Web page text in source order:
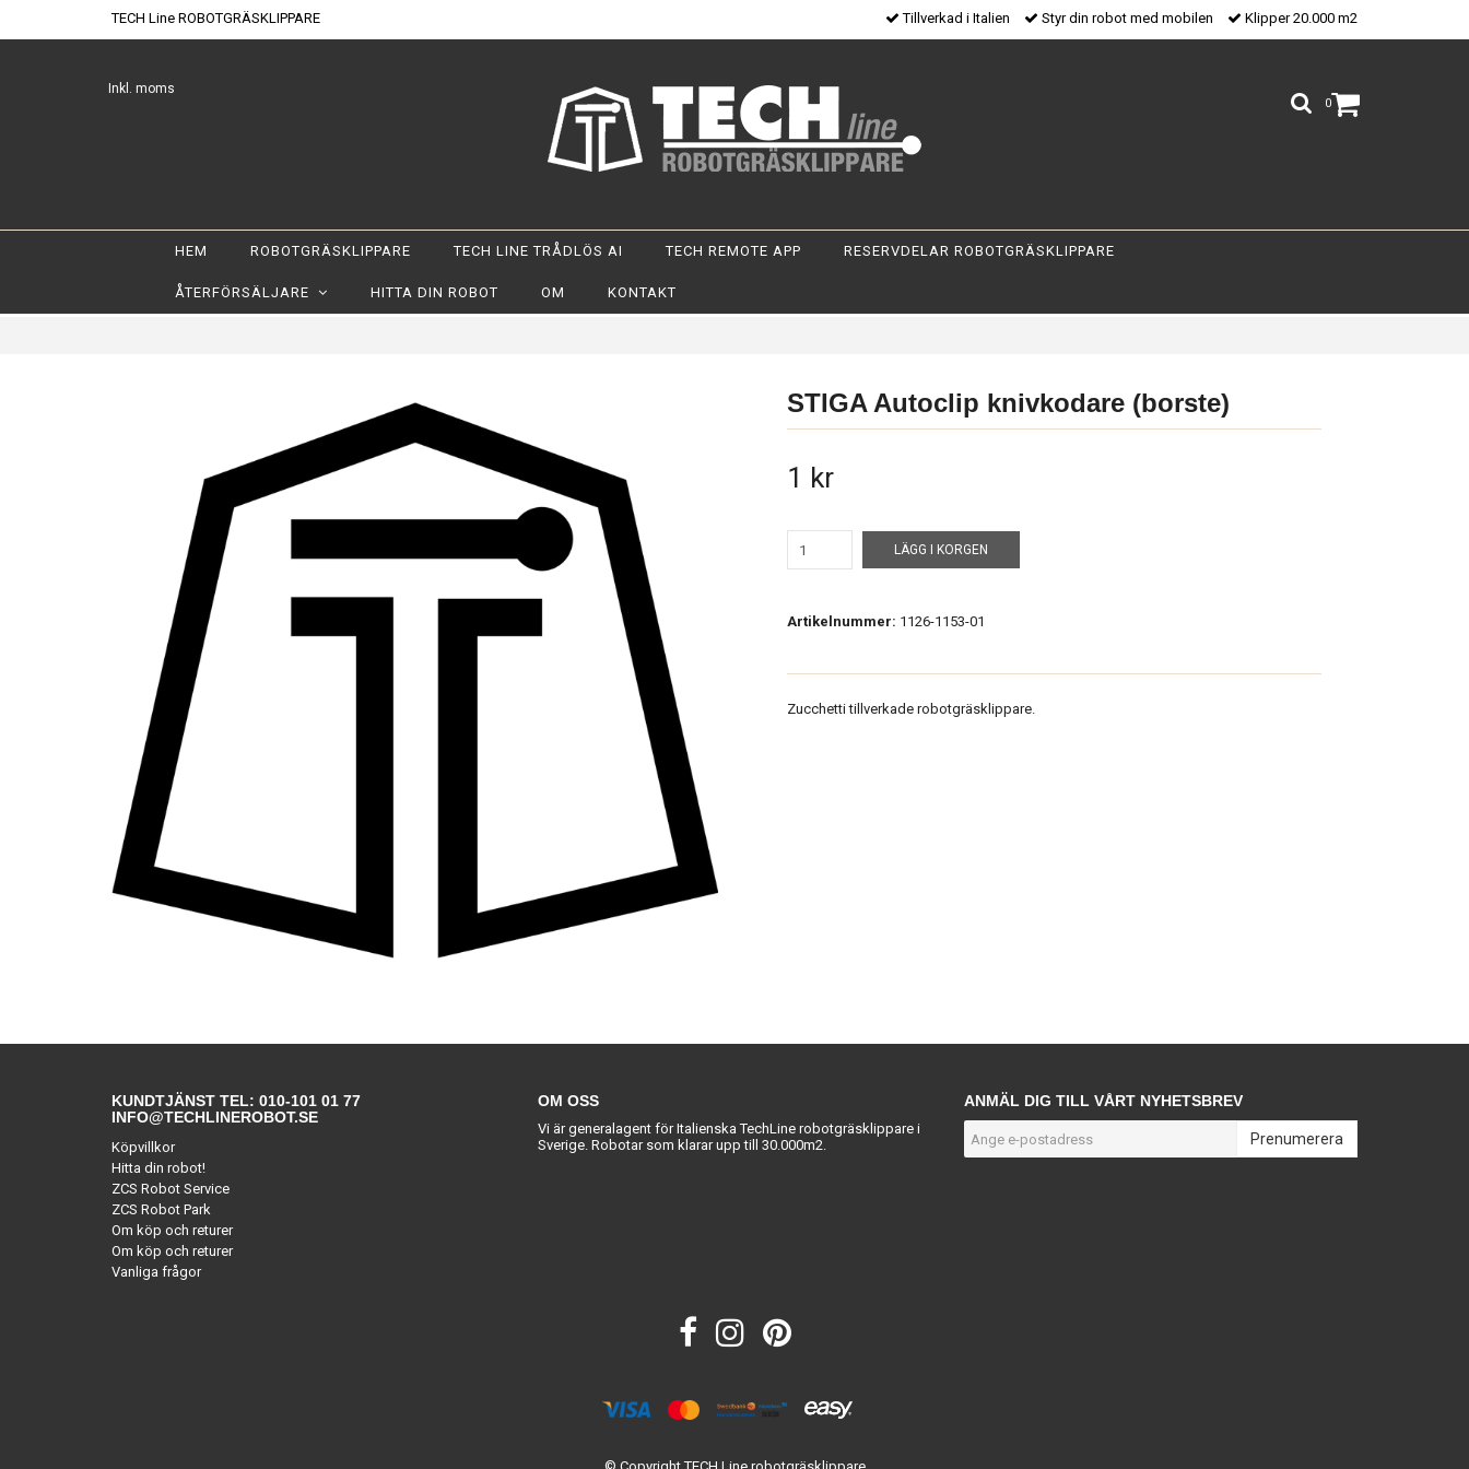
TECH Line ROBOTGRÄSKLIPPARE Tillverkad i Italien Styr din robot med mobilen Klipper 20.000 m2
0
Inkl. moms
HEM ROBOTGRÄSKLIPPARE TECH LINE TRÅDLÖS AI TECH REMOTE APP RESERVDELAR ROBOTGRÄSKLIPPARE
ÅTERFÖRSÄLJARE HITTA DIN ROBOT OM KONTAKT
STIGA Autoclip knivkodare (borste)
1 kr
LÄGG I KORGEN
Artikelnummer: 1126-1153-01
Zucchetti tillverkade robotgräsklippare.
KUNDTJÄNST TEL: 010-101 01 77
INFO@TECHLINEROBOT.SE
Köpvillkor
Hitta din robot!
ZCS Robot Service
ZCS Robot Park
Om köp och returer
Om köp och returer
Vanliga frågor
OM OSS
Vi är generalagent för Italienska TechLine robotgräsklippare i
Sverige. Robotar som klarar upp till 30.000m2.
ANMÄL DIG TILL VÅRT NYHETSBREV
Prenumerera